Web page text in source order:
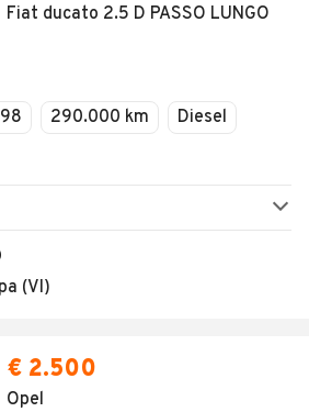
Fiat ducato 2.5 D PASSO LUNGO
290.000 km
Diesel
(VI)
€ 2.500
Opel